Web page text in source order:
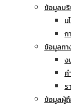
ข้อมูลบ
น
ก
ข้อมูลทา
ง
ค
ร
ข้อมูลผู้